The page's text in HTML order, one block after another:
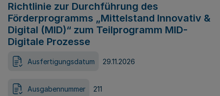
Richtlinie zur Durchführung des
Förderprogramms „Mittelstand Innovativ &
Digital (MID)“ zum Teilprogramm MID-
Digitale Prozesse
Ausfertigungsdatum 29.11.2026
Ausgabennummer 211